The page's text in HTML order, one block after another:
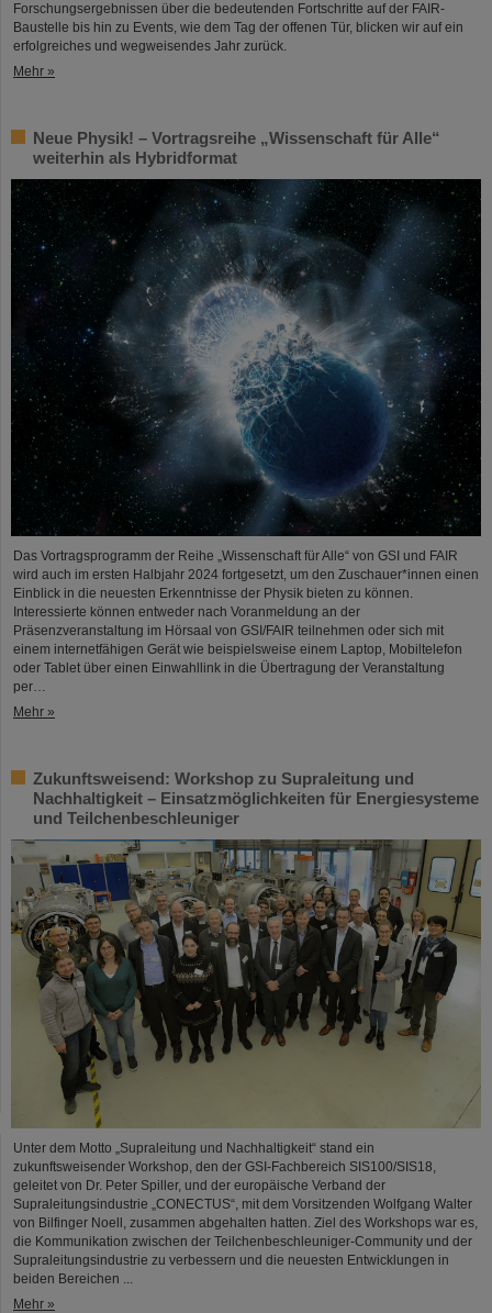
Forschungsergebnissen über die bedeutenden Fortschritte auf der FAIR-
Baustelle bis hin zu Events, wie dem Tag der offenen Tür, blicken wir auf ein
erfolgreiches und wegweisendes Jahr zurück.
Mehr »
Neue Physik! – Vortragsreihe „Wissenschaft für Alle“
weiterhin als Hybridformat
Das Vortragsprogramm der Reihe „Wissenschaft für Alle“ von GSI und FAIR
wird auch im ersten Halbjahr 2024 fortgesetzt, um den Zuschauer*innen einen
Einblick in die neuesten Erkenntnisse der Physik bieten zu können.
Interessierte können entweder nach Voranmeldung an der
Präsenzveranstaltung im Hörsaal von GSI/FAIR teilnehmen oder sich mit
einem internetfähigen Gerät wie beispielsweise einem Laptop, Mobiltelefon
oder Tablet über einen Einwahllink in die Übertragung der Veranstaltung
per…
Mehr »
Zukunftsweisend: Workshop zu Supraleitung und
Nachhaltigkeit – Einsatzmöglichkeiten für Energiesysteme
und Teilchenbeschleuniger
Unter dem Motto „Supraleitung und Nachhaltigkeit“ stand ein
zukunftsweisender Workshop, den der GSI-Fachbereich SIS100/SIS18,
geleitet von Dr. Peter Spiller, und der europäische Verband der
Supraleitungsindustrie „CONECTUS“, mit dem Vorsitzenden Wolfgang Walter
von Bilfinger Noell, zusammen abgehalten hatten. Ziel des Workshops war es,
die Kommunikation zwischen der Teilchenbeschleuniger-Community und der
Supraleitungsindustrie zu verbessern und die neuesten Entwicklungen in
beiden Bereichen ...
Mehr »